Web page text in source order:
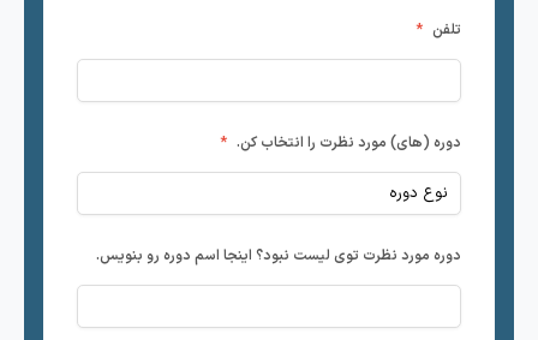
تلفن *
دوره (های) مورد نظرت را انتخاب کن. *
دوره مورد نظرت توی لیست نبود؟ اینجا اسم دوره رو بنویس.